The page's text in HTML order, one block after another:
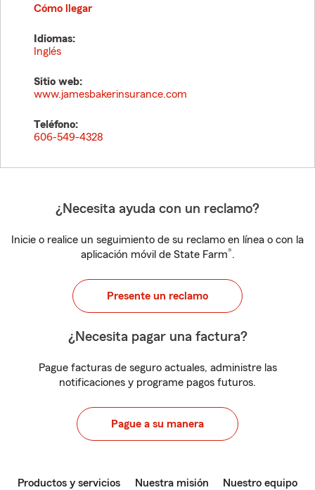
Cómo llegar
Idiomas:
Inglés
Sitio web:
www.jamesbakerinsurance.com
Teléfono:
606-549-4328
¿Necesita ayuda con un reclamo?
Inicie o realice un seguimiento de su reclamo en línea o con la
aplicación móvil de State Farm®.
Presente un reclamo
¿Necesita pagar una factura?
Pague facturas de seguro actuales, administre las
notificaciones y programe pagos futuros.
Pague a su manera
Productos y servicios Nuestra misión Nuestro equipo